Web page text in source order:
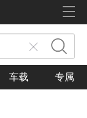
车载 专属